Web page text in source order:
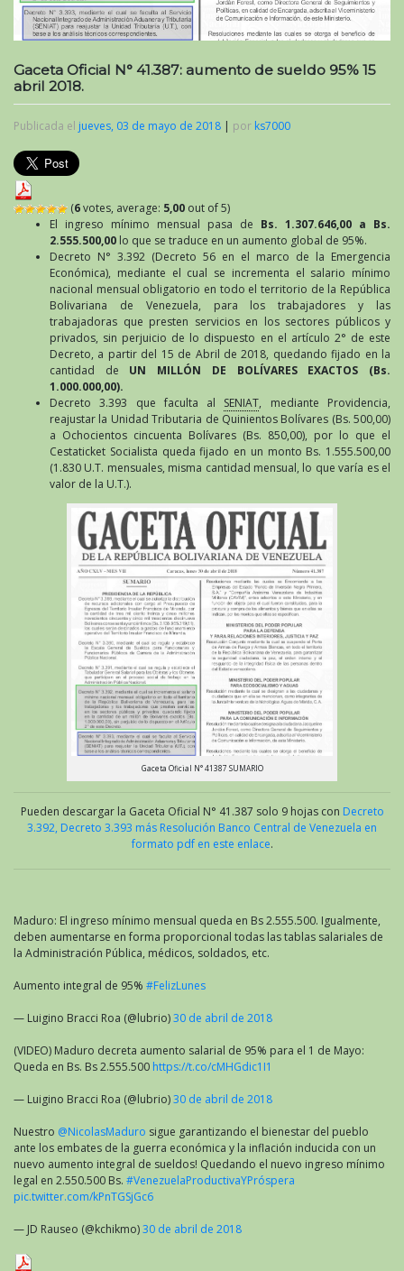
Gaceta Oficial N° 41.387: aumento de sueldo 95% 15
abril 2018.
Publicada el jueves, 03 de mayo de 2018 | por ks7000
(6votes, average: 5,00 out of 5)
El ingreso mínimo mensual pasa de Bs. 1.307.646,00 a Bs.
2.555.500,00 lo que se traduce en un aumento global de 95%.
Decreto N° 3.392 (Decreto 56 en el marco de la Emergencia
Económica), mediante el cual se incrementa el salario mínimo
nacional mensual obligatorio en todo el territorio de la República
Bolivariana de Venezuela, para los trabajadores y las
trabajadoras que presten servicios en los sectores públicos y
privados, sin perjuicio de lo dispuesto en el artículo 2° de este
Decreto, a partir del 15 de Abril de 2018, quedando fijado en la
cantidad de UN MILLÓN DE BOLÍVARES EXACTOS (Bs.
1.000.000,00).
Decreto 3.393 que faculta al SENIAT, mediante Providencia,
reajustar la Unidad Tributaria de Quinientos Bolívares (Bs. 500,00)
a Ochocientos cincuenta Bolívares (Bs. 850,00), por lo que el
Cestaticket Socialista queda fijado en un monto Bs. 1.555.500,00
(1.830 U.T. mensuales, misma cantidad mensual, lo que varía es el
valor de la U.T.).
Gaceta Oficial N° 41387 SUMARIO
Pueden descargar la Gaceta Oficial N° 41.387 solo 9 hojas con Decreto
3.392, Decreto 3.393 más Resolución Banco Central de Venezuela en
formato pdf en este enlace.
Maduro: El ingreso mínimo mensual queda en Bs 2.555.500. Igualmente,
deben aumentarse en forma proporcional todas las tablas salariales de
la Administración Pública, médicos, soldados, etc.
Aumento integral de 95% #FelizLunes
— Luigino Bracci Roa (@lubrio)30 de abril de 2018
(VIDEO) Maduro decreta aumento salarial de 95% para el 1 de Mayo:
Queda en Bs. Bs 2.555.500 https://t.co/cMHGdic1I1
— Luigino Bracci Roa (@lubrio)30 de abril de 2018
Nuestro @NicolasMaduro sigue garantizando el bienestar del pueblo
ante los embates de la guerra económica y la inflación inducida con un
nuevo aumento integral de sueldos! Quedando el nuevo ingreso mínimo
legal en 2.550.500 Bs. #VenezuelaProductivaYPróspera
pic.twitter.com/kPnTGSjGc6
— JD Rauseo (@kchikmo)30 de abril de 2018